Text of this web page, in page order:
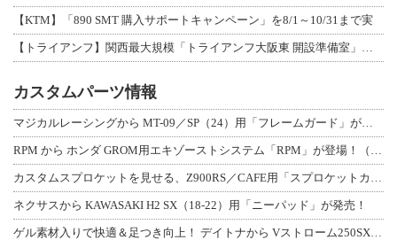
【KTM】「890 SMT 購入サポートキャンペーン」を8/1～10/31まで実
【トライアンフ】関西最大規模「トライアンフ大阪東 開設準備室」がオープン！ 限定
カスタムパーツ情報
マジカルレーシングから MT-09／SP（24）用「フレームガード」が登場！
RPM から ホンダ GROM用エキゾーストシステム「RPM」が登場！（動画あり
カスタムスプロケットを見せる、Z900RS／CAFE用「スプロケットカバーフルキ
ネクサスから KAWASAKI H2 SX（18-22）用「ニーパッド」が発売！
ゲル素材入りで快適＆足つき向上！ デイトナから Vストローム250SX用「快適ロ